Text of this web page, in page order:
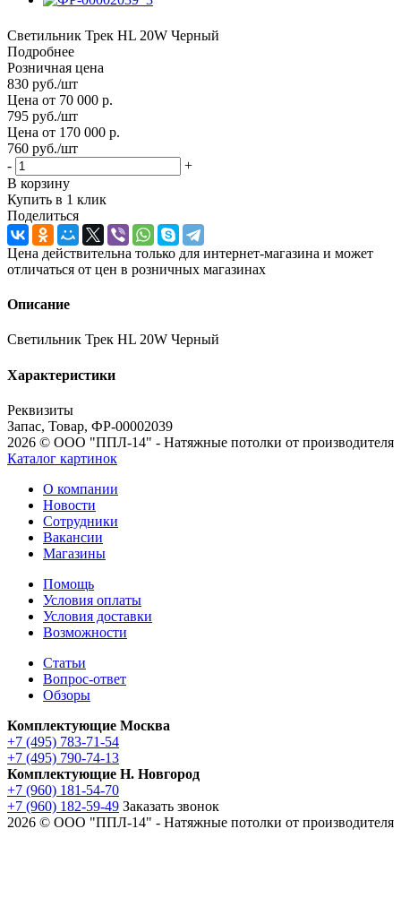
Светильник Трек HL 20W Черный
Подробнее
Розничная цена
830 руб./шт
Цена от 70 000 р.
795 руб./шт
Цена от 170 000 р.
760 руб./шт
-
+
В корзину
Купить в 1 клик
Поделиться
Цена действительна только для интернет-магазина и может
отличаться от цен в розничных магазинах
Описание
Светильник Трек HL 20W Черный
Характеристики
Реквизиты
Запас, Товар, ФР-00002039
2026 © ООО "ППЛ-14" - Натяжные потолки от производителя
Каталог картинок
О компании
Новости
Сотрудники
Вакансии
Магазины
Помощь
Условия оплаты
Условия доставки
Возможности
Статьи
Вопрос-ответ
Обзоры
Комплектующие Москва
+7 (495) 783-71-54
+7 (495) 790-74-13
Комплектующие Н. Новгород
+7 (960) 181-54-70
+7 (960) 182-59-49 Заказать звонок
2026 © ООО "ППЛ-14" - Натяжные потолки от производителя